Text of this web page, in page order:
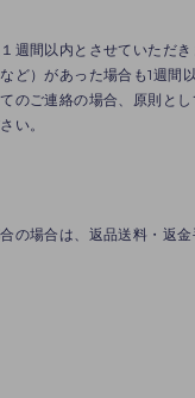
週間以内とさせていただき
ど）があった場合も1週間
のご連絡の場合、原則とし
い。
の場合は、返品送料・返金